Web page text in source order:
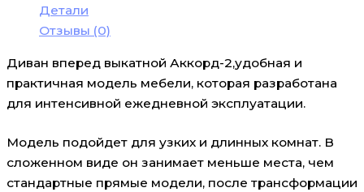
Детали
Отзывы (0)
Диван вперед выкатной Аккорд-2,удобная и
практичная модель мебели, которая разработана
для интенсивной ежедневной эксплуатации.
Модель подойдет для узких и длинных комнат. В
сложенном виде он занимает меньше места, чем
стандартные прямые модели, после трансформации